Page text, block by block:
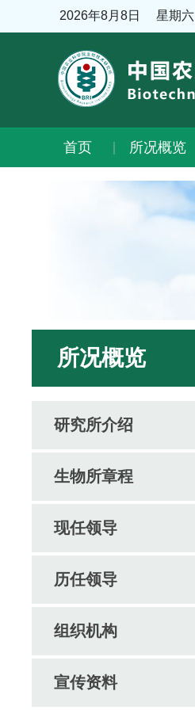
2026年8月8日 星期六
首页 所况概览
所况概览
研究所介绍
生物所章程
现任领导
历任领导
组织机构
宣传资料